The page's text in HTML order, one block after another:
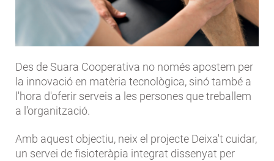
Des de Suara Cooperativa no només apostem per
la innovació en matèria tecnològica, sinó també a
l'hora d'oferir serveis a les persones que treballem
a l'organització.
Amb aquest objectiu, neix el projecte Deixa't cuidar,
un servei de fisioteràpia integrat dissenyat per